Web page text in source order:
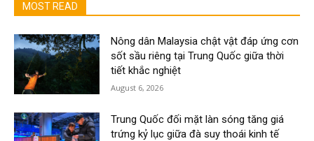
MOST READ
Nông dân Malaysia chật vật đáp ứng cơn
sốt sầu riêng tại Trung Quốc giữa thời
tiết khắc nghiệt
August 6, 2026
Trung Quốc đối mặt làn sóng tăng giá
trứng kỷ lục giữa đà suy thoái kinh tế